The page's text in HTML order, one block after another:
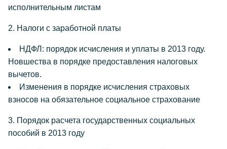
исполнительным листам
2. Налоги с заработной платы
НДФЛ: порядок исчисления и уплаты в 2013 году.
Новшества в порядке предоставления налоговых
вычетов.
Изменения в порядке исчисления страховых
взносов на обязательное социальное страхование
3. Порядок расчета государственных социальных
пособий в 2013 году